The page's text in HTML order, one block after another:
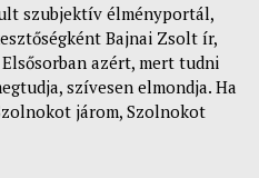
szubjektív élményportál,
Bajnai Zsolt ír,
azért, mert tudni
szívesen elmondja. Ha
járom, Szolnokot